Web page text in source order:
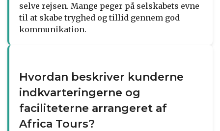
selve rejsen. Mange peger på selskabets evne
til at skabe tryghed og tillid gennem god
kommunikation.
Hvordan beskriver kunderne
indkvarteringerne og
faciliteterne arrangeret af
Africa Tours?